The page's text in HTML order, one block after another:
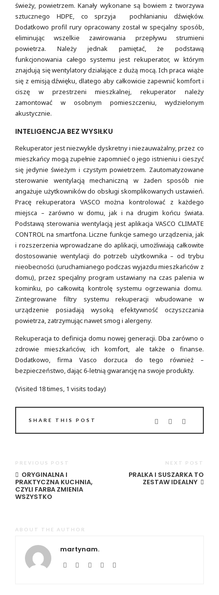
świeży, powietrzem. Kanały wykonane są bowiem z tworzywa
sztucznego HDPE, co sprzyja pochłanianiu dźwięków.
Dodatkowo profil rury opracowany został w specjalny sposób,
eliminując wszelkie zawirowania przepływu strumieni
powietrza. Należy jednak pamiętać, że podstawą
funkcjonowania całego systemu jest rekuperator, w którym
znajdują się wentylatory działające z dużą mocą. Ich praca wiąże
się z emisją dźwięku, dlatego aby całkowicie zapewnić komfort i
ciszę w przestrzeni mieszkalnej, rekuperator należy
zamontować w osobnym pomieszczeniu, wydzielonym
akustycznie.
INTELIGENCJA BEZ WYSIŁKU
Rekuperator jest niezwykle dyskretny i niezauważalny, przez co
mieszkańcy mogą zupełnie zapomnieć o jego istnieniu i cieszyć
się jedynie świeżym i czystym powietrzem. Zautomatyzowane
sterowanie wentylacją mechaniczną w żaden sposób nie
angażuje użytkowników do obsługi skomplikowanych ustawień.
Pracę rekuperatora VASCO można kontrolować z każdego
miejsca – zarówno w domu, jak i na drugim końcu świata.
Podstawą sterowania wentylacją jest aplikacja VASCO CLIMATE
CONTROL na smartfona. Liczne funkcje samego urządzenia, jak
i rozszerzenia wprowadzane do aplikacji, umożliwiają całkowite
dostosowanie wentylacji do potrzeb użytkownika – od trybu
nieobecności (uruchamianego podczas wyjazdu mieszkańców z
domu), przez specjalny program ustawiany na czas palenia w
kominku, po całkowitą kontrolę systemu ogrzewania domu.
Zintegrowane filtry systemu rekuperacji wbudowane w
urządzenie posiadają wysoką efektywność oczyszczania
powietrza, zatrzymując nawet smog i alergeny.
Rekuperacja to definicja domu nowej generacji. Dba zarówno o
zdrowie mieszkańców, ich komfort, ale także o finanse.
Dodatkowo, firma Vasco dorzuca do tego również –
bezpieczeństwo, dając 6-letnią gwarancję na swoje produkty.
(Visited 18 times, 1 visits today)
SHARE THIS POST
PREVIOUS POST
ORYGINALNA I
PRAKTYCZNA KUCHNIA,
CZYLI FARBA ZMIENIA
WSZYSTKO
NEXT POST
PRALKA I SUSZARKA TO
ZESTAW IDEALNY
ABOUT THE AUTHOR
martynam.